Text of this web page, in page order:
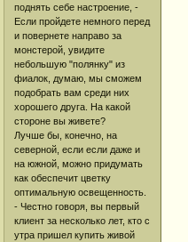
поднять себе настроение, -
Если пройдете немного перед
и повернете направо за
монстерой, увидите
небольшую "полянку" из
фиалок, думаю, мы сможем
подобрать вам среди них
хорошего друга. На какой
стороне вы живете?
Лучше бы, конечно, на
северной, если если даже и
на южной, можно придумать
как обеспечит цветку
оптимальную освещенность.
- Честно говоря, вы первый
клиент за несколько лет, кто с
утра пришел купить живой